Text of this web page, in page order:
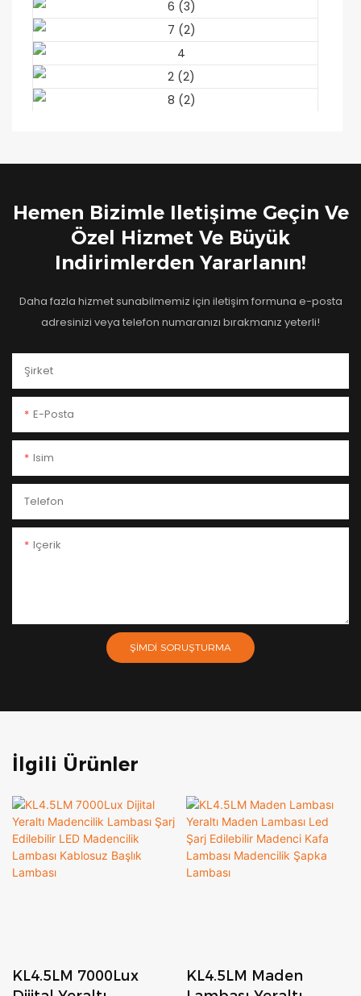
Hemen Bizimle Iletişime Geçin Ve
Özel Hizmet Ve Büyük
Indirimlerden Yararlanın!
Daha fazla hizmet sunabilmemiz için iletişim formuna e-posta
adresinizi veya telefon numaranızı bırakmanız yeterli!
Şirket
E-Posta
Isim
Telefon
Içerik
ŞIMDI SORUŞTURMA
İlgili Ürünler
KL4.5LM 7000Lux
KL4.5LM Maden